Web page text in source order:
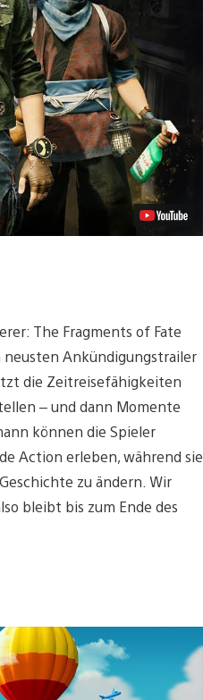
The Fragments of Fate
neusten Ankündigungstrailer
die Zeitreisefähigkeiten
– und dann Momente
können die Spieler
Action erleben, während sie
zu ändern. Wir
bleibt bis zum Ende des